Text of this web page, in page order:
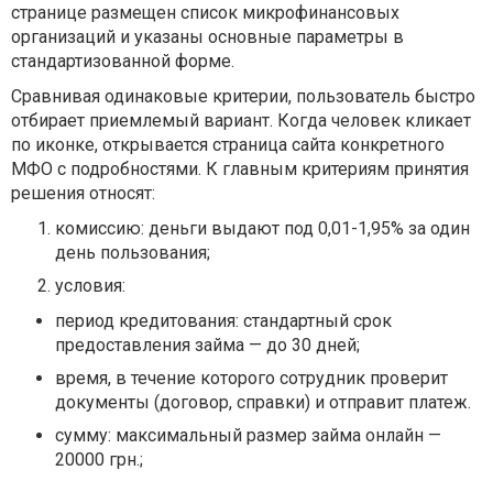
странице размещен список микрофинансовых
организаций и указаны основные параметры в
стандартизованной форме.
Сравнивая одинаковые критерии, пользователь быстро
отбирает приемлемый вариант. Когда человек кликает
по иконке, открывается страница сайта конкретного
МФО с подробностями. К главным критериям принятия
решения относят:
комиссию: деньги выдают под 0,01-1,95% за один
день пользования;
условия:
период кредитования: стандартный срок
предоставления займа — до 30 дней;
время, в течение которого сотрудник проверит
документы (договор, справки) и отправит платеж.
сумму: максимальный размер займа онлайн —
20000 грн.;